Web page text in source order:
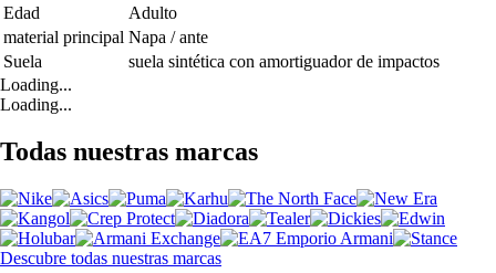
Edad
Adulto
material principal Napa / ante
Suela
suela sintética con amortiguador de impactos
Loading...
Loading...
Todas nuestras marcas
Descubre todas nuestras marcas